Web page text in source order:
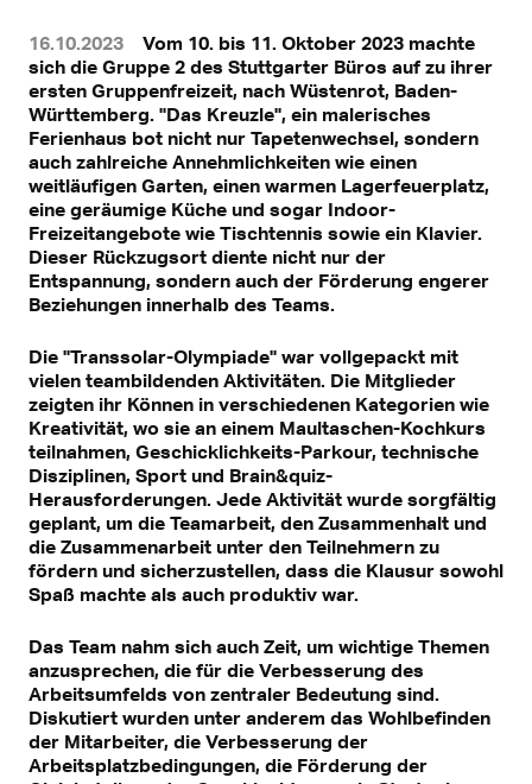
16.10.2023
Vom 10. bis 11. Oktober 2023 machte
sich die Gruppe 2 des Stuttgarter Büros auf zu ihrer
ersten Gruppenfreizeit, nach Wüstenrot, Baden-
Württemberg. "Das Kreuzle", ein malerisches
Ferienhaus bot nicht nur Tapetenwechsel, sondern
auch zahlreiche Annehmlichkeiten wie einen
weitläufigen Garten, einen warmen Lagerfeuerplatz,
eine geräumige Küche und sogar Indoor-
Freizeitangebote wie Tischtennis sowie ein Klavier.
Dieser Rückzugsort diente nicht nur der
Entspannung, sondern auch der Förderung engerer
Beziehungen innerhalb des Teams.
Die "Transsolar-Olympiade" war vollgepackt mit
vielen teambildenden Aktivitäten. Die Mitglieder
zeigten ihr Können in verschiedenen Kategorien wie
Kreativität, wo sie an einem Maultaschen-Kochkurs
teilnahmen, Geschicklichkeits-Parkour, technische
Disziplinen, Sport und Brain&quiz-
Herausforderungen. Jede Aktivität wurde sorgfältig
geplant, um die Teamarbeit, den Zusammenhalt und
die Zusammenarbeit unter den Teilnehmern zu
fördern und sicherzustellen, dass die Klausur sowohl
Spaß machte als auch produktiv war.
Das Team nahm sich auch Zeit, um wichtige Themen
anzusprechen, die für die Verbesserung des
Arbeitsumfelds von zentraler Bedeutung sind.
Diskutiert wurden unter anderem das Wohlbefinden
der Mitarbeiter, die Verbesserung der
Arbeitsplatzbedingungen, die Förderung der